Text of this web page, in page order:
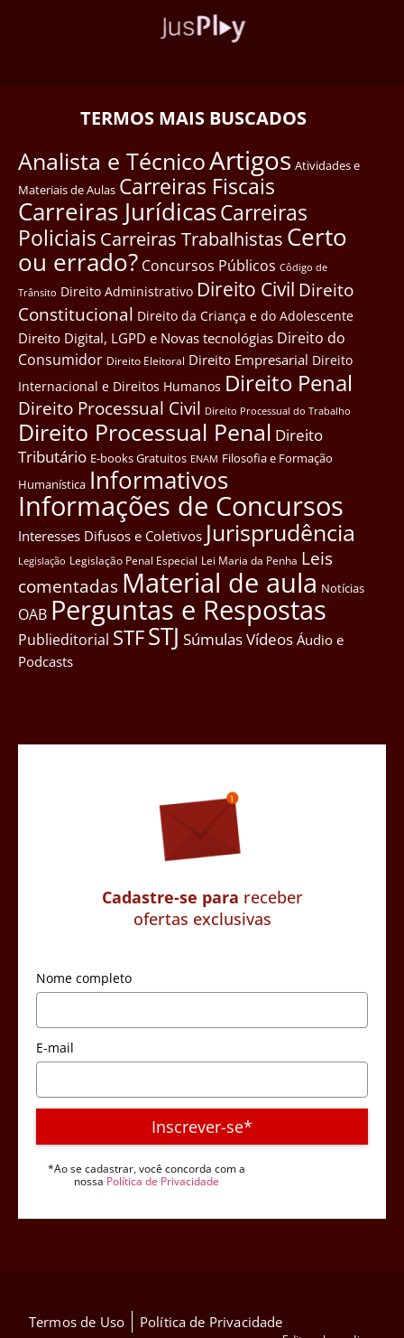
TERMOS MAIS BUSCADOS
Analista e TécnicoArtigos Atividades e
Materiais de Aulas Carreiras Fiscais
Carreiras JurídicasCarreiras
Policiais Carreiras Trabalhistas Certo
ou errado? Concursos Públicos Côdigo de
Trânsito Direito Administrativo Direito Civil Direito
Constitucional Direito da Criança e do Adolescente
Direito Digital, LGPD e Novas tecnológias Direito do
Consumidor Direito Eleitoral Direito Empresarial Direito
Internacional e Direitos Humanos Direito Penal
Direito Processual Civil Direito Processual do Trabalho
Direito Processual Penal Direito
Tributário E-books Gratuitos ENAM Filosofia e Formação
Humanística Informativos
Informações de Concursos
Interesses Difusos e Coletivos Jurisprudência
Legislação Legislação Penal Especial Lei Maria da Penha Leis
comentadas Material de aula Notícias
OAB Perguntas e Respostas
Publieditorial STFSTJ SúmulasVídeos Áudio e
Podcasts
Cadastre-se para receber
ofertas exclusivas
Nome completo
E-mail
Inscrever-se*
*Ao se cadastrar, você concorda com a
nossa Política de Privacidade
Termos de Uso Política de Privacidade